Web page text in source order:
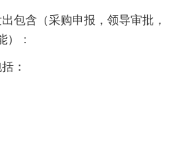
含（采购申报，领导审批，
）：
：